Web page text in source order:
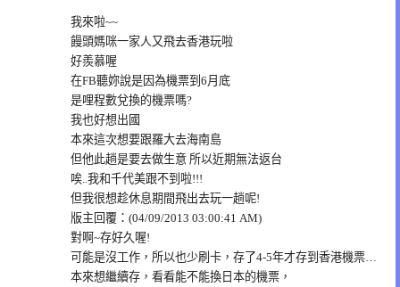
我來啦~~
饅頭媽咪一家人又飛去香港玩啦
好羨慕喔
在FB聽妳說是因為機票到6月底
是哩程數兌換的機票嗎?
我也好想出國
本來這次想要跟羅大去海南島
但他此趟是要去做生意 所以近期無法返台
唉..我和千代美跟不到啦!!!
但我很想趁休息期間飛出去玩一趟呢!
版主回覆：(04/09/2013 03:00:41 AM)
對啊~存好久喔!
可能是沒工作，所以也少刷卡，存了4-5年才存到香港機票…
本來想繼續存，看看能不能換日本的機票，